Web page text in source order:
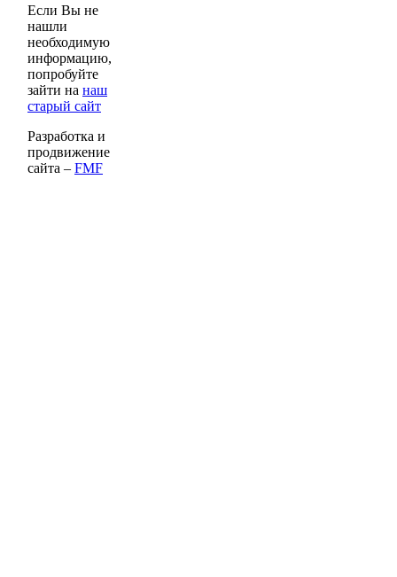
Если Вы не
нашли
необходимую
информацию,
попробуйте
зайти на наш
старый сайт
Разработка и
продвижение
сайта – FMF